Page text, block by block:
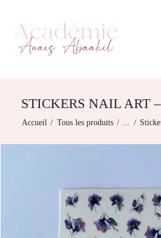
STICKERS NAIL ART
Accueil Tous les produits ...
ACADÉMIE
Formation et shop
NOS FORMATIONS
FORMATIONS
BOUTIQUE
MODÈLE